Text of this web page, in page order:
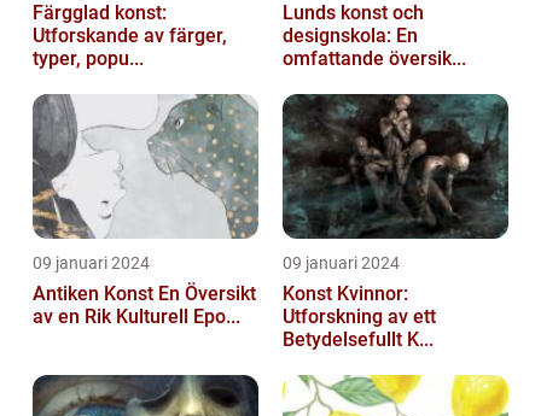
Färgglad konst:
Utforskande av färger,
typer, popu...
Lunds konst och
designskola: En
omfattande översik...
09 januari 2024
Antiken Konst En Översikt
av en Rik Kulturell Epo...
09 januari 2024
Konst Kvinnor:
Utforskning av ett
Betydelsefullt K...